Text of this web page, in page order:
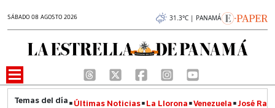
SÁBADO 08 AGOSTO 2026 31.3°C | PANAMÁ
Últimas Noticias La Llorona Venezuela José